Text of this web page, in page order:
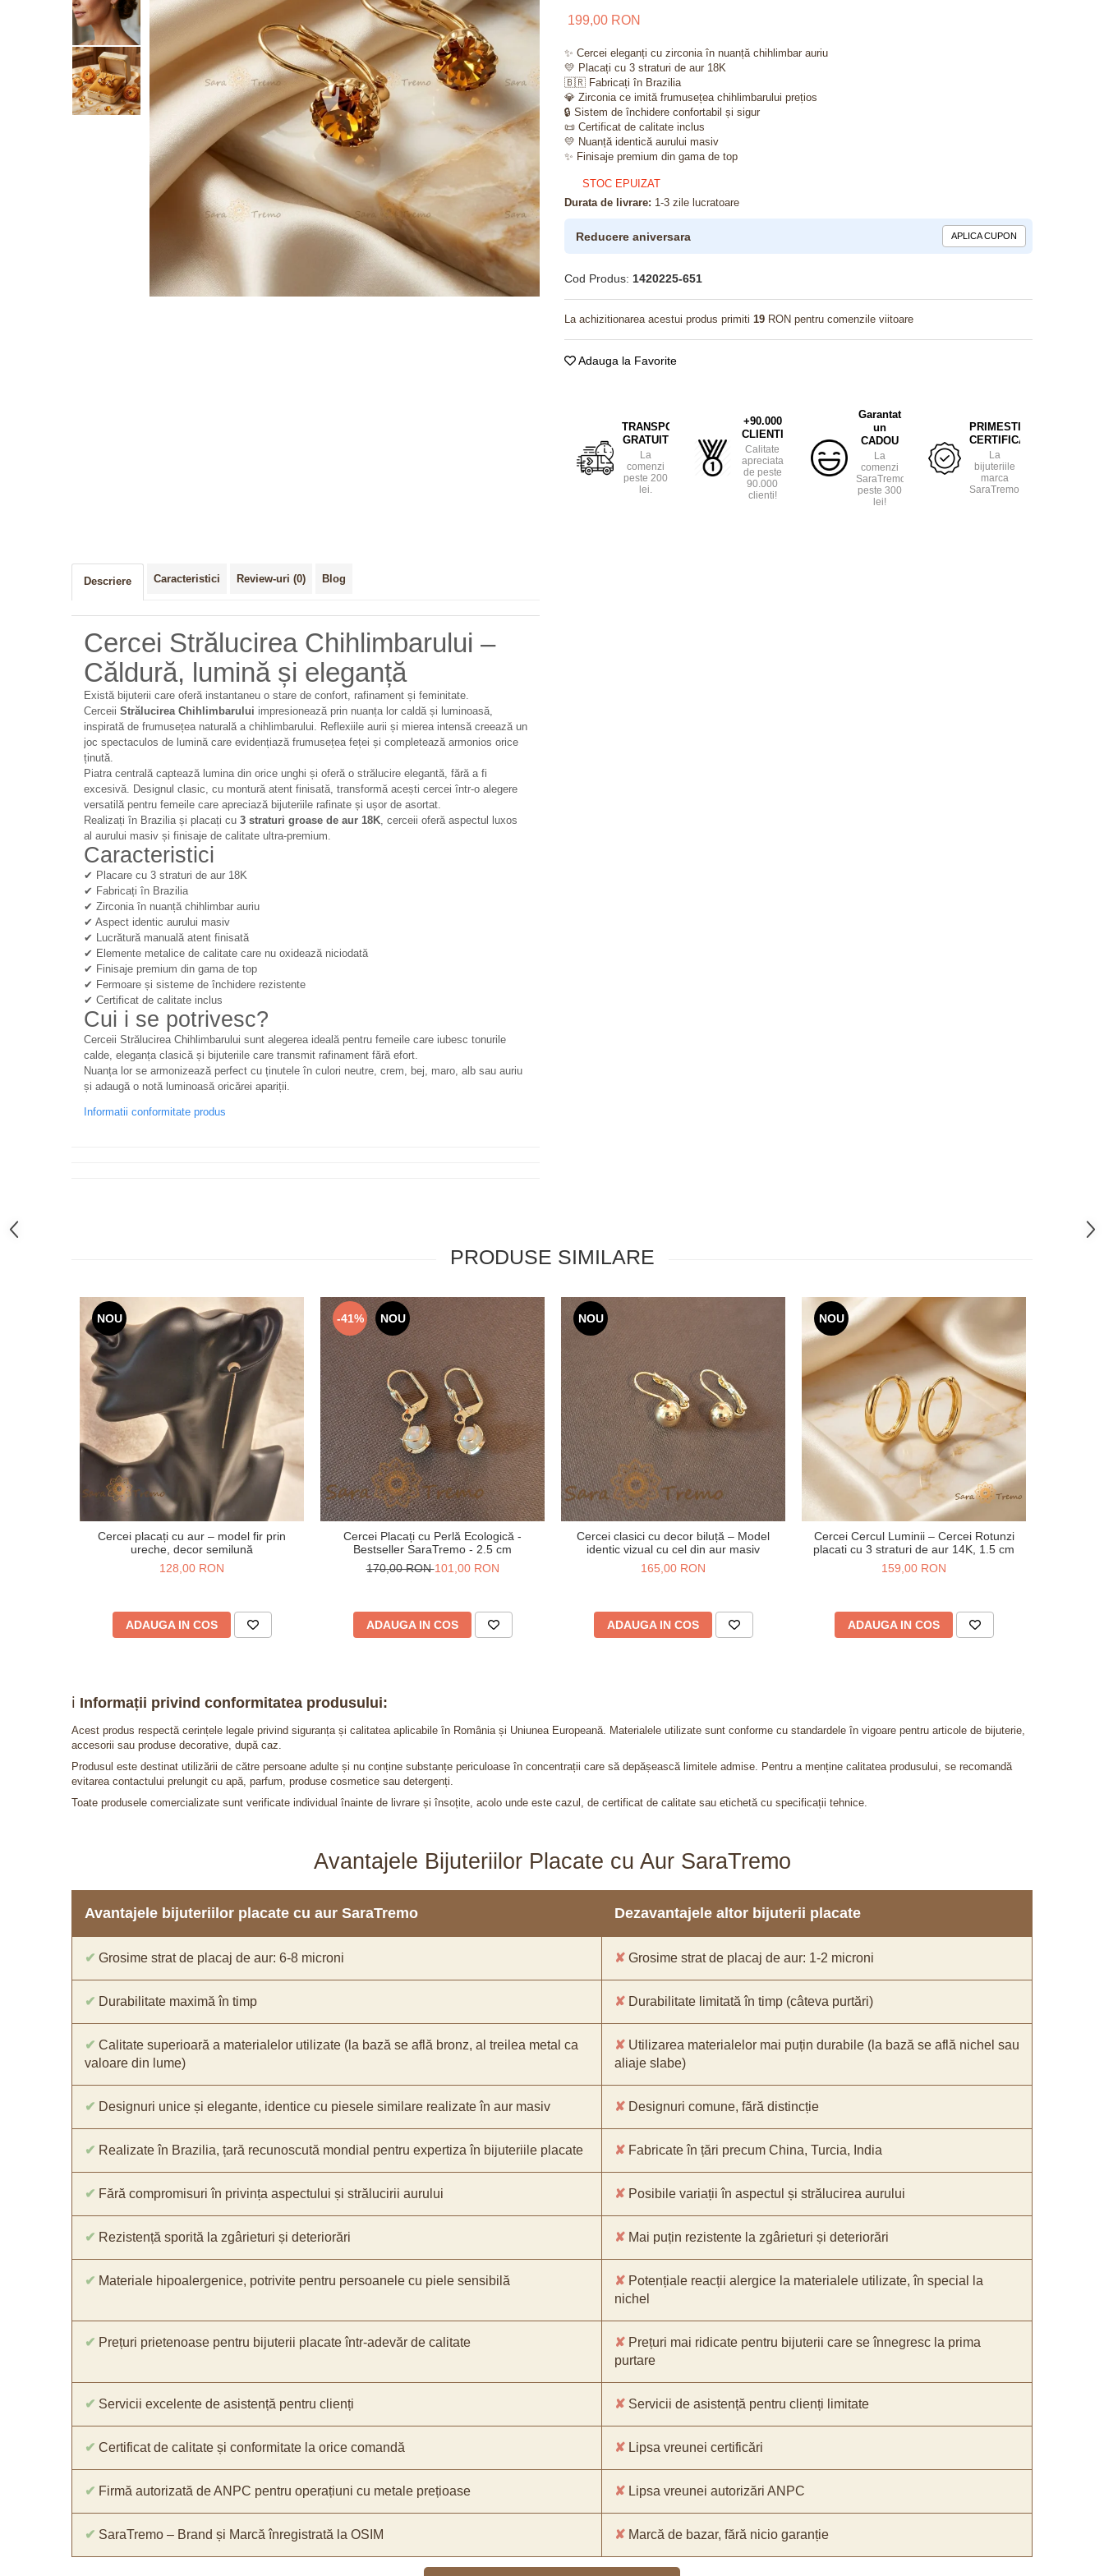
Bijuterii pentru barbati
Bijuterii din argint placate cu aur
199,00 RON
✨ Cercei eleganți cu zirconia în nuanță chihlimbar auriu
💛 Placați cu 3 straturi de aur 18K
🇧🇷 Fabricați în Brazilia
💎 Zirconia ce imită frumusețea chihlimbarului prețios
🔒 Sistem de închidere confortabil și sigur
📜 Certificat de calitate inclus
💛 Nuanță identică aurului masiv
✨ Finisaje premium din gama de top
STOC EPUIZAT
Durata de livrare: 1-3 zile lucratoare
Reducere aniversara APLICA CUPON
Cod Produs: 1420225-651
La achizitionarea acestui produs primiti 19 RON pentru comenzile viitoare
Adauga la Favorite
TRANSPORT
GRATUIT
La
comenzi
peste 200
lei.
+90.000
CLIENTI
Calitate
apreciata
de peste
90.000
clienti!
Garantat
un
CADOU
La
comenzi
SaraTremo
peste 300
lei!
PRIMESTI
CERTIFICAT
La
bijuteriile
marca
SaraTremo.
Descriere Caracteristici Review-uri (0) Blog
Cercei Strălucirea Chihlimbarului –
Căldură, lumină și eleganță
Există bijuterii care oferă instantaneu o stare de confort, rafinament și feminitate.
Cerceii Strălucirea Chihlimbarului impresionează prin nuanța lor caldă și luminoasă,
inspirată de frumusețea naturală a chihlimbarului. Reflexiile aurii și mierea intensă creează un
joc spectaculos de lumină care evidențiază frumusețea feței și completează armonios orice
ținută.
Piatra centrală captează lumina din orice unghi și oferă o strălucire elegantă, fără a fi
excesivă. Designul clasic, cu montură atent finisată, transformă acești cercei într-o alegere
versatilă pentru femeile care apreciază bijuteriile rafinate și ușor de asortat.
Realizați în Brazilia și placați cu 3 straturi groase de aur 18K, cerceii oferă aspectul luxos
al aurului masiv și finisaje de calitate ultra-premium.
Caracteristici
✔ Placare cu 3 straturi de aur 18K
✔ Fabricați în Brazilia
✔ Zirconia în nuanță chihlimbar auriu
✔ Aspect identic aurului masiv
✔ Lucrătură manuală atent finisată
✔ Elemente metalice de calitate care nu oxidează niciodată
✔ Finisaje premium din gama de top
✔ Fermoare și sisteme de închidere rezistente
✔ Certificat de calitate inclus
Cui i se potrivesc?
Cerceii Strălucirea Chihlimbarului sunt alegerea ideală pentru femeile care iubesc tonurile
calde, eleganța clasică și bijuteriile care transmit rafinament fără efort.
Nuanța lor se armonizează perfect cu ținutele în culori neutre, crem, bej, maro, alb sau auriu
și adaugă o notă luminoasă oricărei apariții.
Informatii conformitate produs
PRODUSE SIMILARE
NOU
Cercei placați cu aur – model fir prin
ureche, decor semilună
128,00 RON
ADAUGA IN COS
-41% NOU
Cercei Placați cu Perlă Ecologică -
Bestseller SaraTremo - 2.5 cm
170,00 RON101,00 RON
ADAUGA IN COS
NOU
Cercei clasici cu decor biluță – Model
identic vizual cu cel din aur masiv
165,00 RON
ADAUGA IN COS
NOU
Cercei Cercul Luminii – Cercei Rotunzi
placati cu 3 straturi de aur 14K, 1.5 cm
159,00 RON
ADAUGA IN COS
ℹ️ Informații privind conformitatea produsului:
Acest produs respectă cerințele legale privind siguranța și calitatea aplicabile în România și Uniunea Europeană. Materialele utilizate sunt conforme cu standardele în vigoare pentru articole de bijuterie,
accesorii sau produse decorative, după caz.
Produsul este destinat utilizării de către persoane adulte și nu conține substanțe periculoase în concentrații care să depășească limitele admise. Pentru a menține calitatea produsului, se recomandă
evitarea contactului prelungit cu apă, parfum, produse cosmetice sau detergenți.
Toate produsele comercializate sunt verificate individual înainte de livrare și însoțite, acolo unde este cazul, de certificat de calitate sau etichetă cu specificații tehnice.
Avantajele Bijuteriilor Placate cu Aur SaraTremo
Avantajele bijuteriilor placate cu aur SaraTremo Dezavantajele altor bijuterii placate
✔ Grosime strat de placaj de aur: 6-8 microni ✘ Grosime strat de placaj de aur: 1-2 microni
✔ Durabilitate maximă în timp ✘ Durabilitate limitată în timp (câteva purtări)
✔ Calitate superioară a materialelor utilizate (la bază se află bronz, al treilea metal ca
valoare din lume)
✘ Utilizarea materialelor mai puțin durabile (la bază se află nichel sau
aliaje slabe)
✔ Designuri unice și elegante, identice cu piesele similare realizate în aur masiv ✘ Designuri comune, fără distincție
✔ Realizate în Brazilia, țară recunoscută mondial pentru expertiza în bijuteriile placate ✘ Fabricate în țări precum China, Turcia, India
✔ Fără compromisuri în privința aspectului și strălucirii aurului ✘ Posibile variații în aspectul și strălucirea aurului
✔ Rezistență sporită la zgârieturi și deteriorări ✘ Mai puțin rezistente la zgârieturi și deteriorări
✔ Materiale hipoalergenice, potrivite pentru persoanele cu piele sensibilă ✘ Potențiale reacții alergice la materialele utilizate, în special la
nichel
✔ Prețuri prietenoase pentru bijuterii placate într-adevăr de calitate ✘ Prețuri mai ridicate pentru bijuterii care se înnegresc la prima
purtare
✔ Servicii excelente de asistență pentru clienți ✘ Servicii de asistență pentru clienți limitate
✔ Certificat de calitate și conformitate la orice comandă ✘ Lipsa vreunei certificări
✔ Firmă autorizată de ANPC pentru operațiuni cu metale prețioase ✘ Lipsa vreunei autorizări ANPC
✔ SaraTremo – Brand și Marcă înregistrată la OSIM ✘ Marcă de bazar, fără nicio garanție